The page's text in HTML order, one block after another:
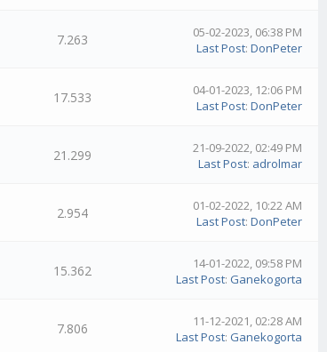
7.263
05-02-2023, 06:38 PM
Last Post:DonPeter
17.533
04-01-2023, 12:06 PM
Last Post:DonPeter
21.299
21-09-2022, 02:49 PM
Last Post: adrolmar
2.954
01-02-2022, 10:22 AM
Last Post:DonPeter
15.362
14-01-2022, 09:58 PM
Last Post: Ganekogorta
7.806
11-12-2021, 02:28 AM
Last Post: Ganekogorta